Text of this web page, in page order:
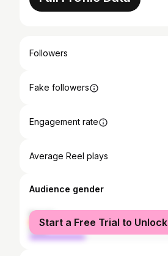
Followers
Fake followers
Engagement rate
Average Reel plays
Audience gender
female
male
Start a Free Trial to Unlock